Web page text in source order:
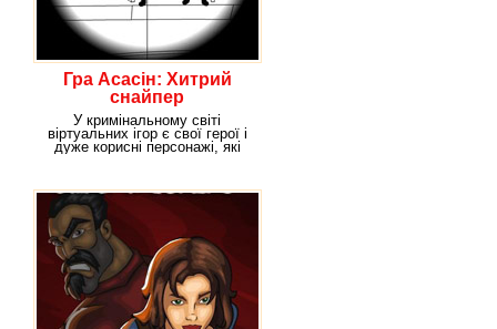
Гра Асасін: Хитрий
снайпер
У кримінальному світі
віртуальних ігор є свої герої і
дуже корисні персонажі, які